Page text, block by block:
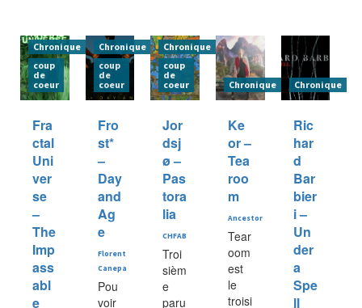
Chronique
coup
de
coeur
Fra
ctal
Uni
ver
se
–
The
Imp
ass
abl
e
Chronique
coup
de
coeur
Fro
st*
–
Day
and
Ag
e
Florent
Canepa
Pou
voir
Chronique
coup
de
coeur
Jor
dsj
ø –
Pas
tora
lia
CHFAB
Troi
sièm
e
paru
Chronique
Ke
or –
Tea
roo
m
Ancestor
Tear
oom
est
le
troisi
Chronique
Ric
har
d
Bar
bier
i –
Un
der
a
Spe
ll